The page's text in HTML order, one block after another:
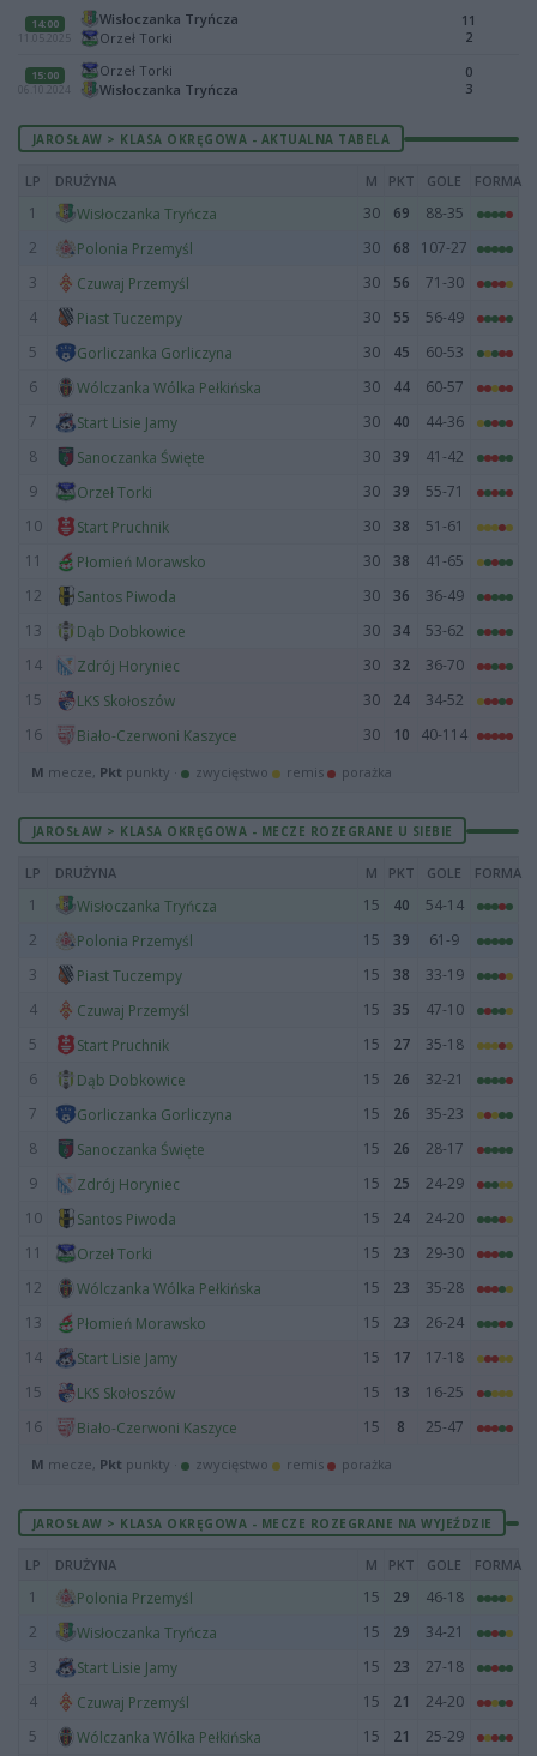
14:00
11.05.2025
Wisłoczanka Tryńcza
Orzeł Torki
11
2
15:00
06.10.2024
Orzeł Torki
Wisłoczanka Tryńcza
0
3
JAROSŁAW > KLASA OKRĘGOWA - AKTUALNA TABELA
LP DRUŻYNA M PKT GOLE FORMA
1 Wisłoczanka Tryńcza 30 69
88-35
2
Polonia Przemyśl 30 68
107-27
3
Czuwaj Przemyśl 30 56
71-30
4
Piast Tuczempy 30 55
56-49
5
Gorliczanka Gorliczyna 30 45
60-53
6
Wólczanka Wólka Pełkińska 30 44
60-57
7
Start Lisie Jamy 30 40
44-36
8
Sanoczanka Święte 30 39
41-42
9
Orzeł Torki 30 39
55-71
10
Start Pruchnik 30 38
51-61
11
Płomień Morawsko 30 38
41-65
12
Santos Piwoda 30 36
36-49
13
Dąb Dobkowice 30 34
53-62
14
Zdrój Horyniec 30 32
36-70
15
LKS Skołoszów 30 24
34-52
16
Biało-Czerwoni Kaszyce 30 10 40-114
M mecze, Pkt punkty · zwycięstwo remis porażka
JAROSŁAW > KLASA OKRĘGOWA - MECZE ROZEGRANE U SIEBIE
LP DRUŻYNA M PKT GOLE FORMA
1 Wisłoczanka Tryńcza 15 40
54-14
2
Polonia Przemyśl 15 39
61-9
3
Piast Tuczempy 15 38
33-19
4
Czuwaj Przemyśl 15 35
47-10
5
Start Pruchnik 15 27
35-18
6
Dąb Dobkowice 15 26
32-21
7
Gorliczanka Gorliczyna 15 26
35-23
8
Sanoczanka Święte 15 26
28-17
9
Zdrój Horyniec 15 25
24-29
10
Santos Piwoda 15 24
24-20
11
Orzeł Torki 15 23
29-30
12
Wólczanka Wólka Pełkińska 15 23
35-28
13
Płomień Morawsko 15 23
26-24
14
Start Lisie Jamy 15 17
17-18
15
LKS Skołoszów 15 13
16-25
16
Biało-Czerwoni Kaszyce 15 8 25-47
M mecze, Pkt punkty · zwycięstwo remis porażka
JAROSŁAW > KLASA OKRĘGOWA - MECZE ROZEGRANE NA WYJEŹDZIE
LP DRUŻYNA M PKT GOLE FORMA
1 Polonia Przemyśl 15 29
46-18
2
Wisłoczanka Tryńcza 15 29
34-21
3
Start Lisie Jamy 15 23
27-18
4
Czuwaj Przemyśl 15 21
24-20
5
Wólczanka Wólka Pełkińska 15 21 25-29